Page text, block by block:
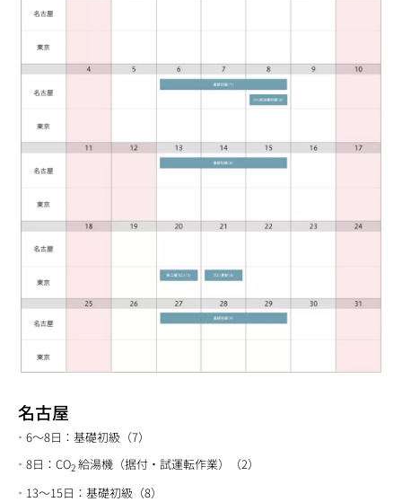
名古屋
6～8日：基礎初級（7）
8日：CO2 給湯機（据付・試運転作業）（2）
13～15日：基礎初級（8）